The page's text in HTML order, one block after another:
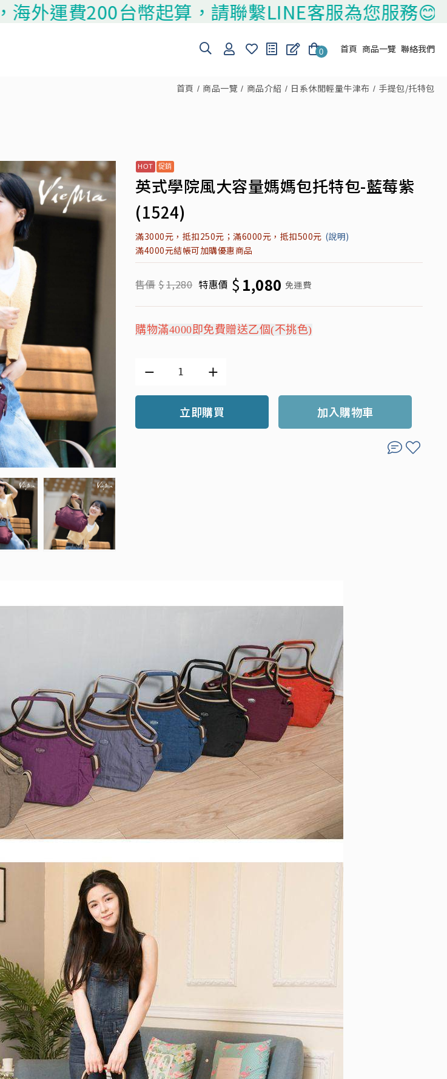
200台幣起算，請聯繫LINE客服為您服務😊
0 首頁 商品一覽 聯絡我們
首頁 商品一覽 商品介紹 日系休閒輕量牛津布 手提包/托特包
英式學院風大容量媽媽包托特包-藍莓紫
(1524)
滿3000元，抵扣250元；滿6000元，抵扣500元 (說明)
滿4000元結帳可加購優惠商品
售價 $1,280 特惠價 $ 1,080 免運費
購物滿4000即免費贈送乙個(不挑色)
立即購買 加入購物車